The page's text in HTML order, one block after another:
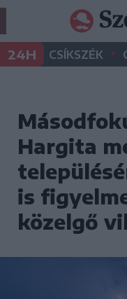
24H CSÍKSZÉK •
Hargita
is
közelgő